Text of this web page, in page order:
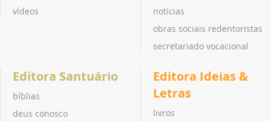
vídeos
notícias
obras sociais redentoristas
secretariado vocacional
Editora Santuário
bíblias
deus conosco
Editora Ideias &
Letras
livros